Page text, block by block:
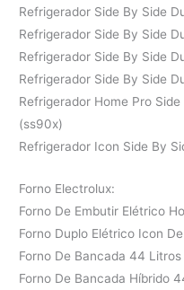
Refrigerador Side By Side
Refrigerador Side By Side
Refrigerador Side By Side
Refrigerador Side By Side
Refrigerador Home Pro
(ss90x)
Refrigerador Icon Side By
Forno Electrolux:
Forno De Embutir Elétrico
Forno Duplo Elétrico Icon
Forno De Bancada 44
Forno De Bancada Híbrido